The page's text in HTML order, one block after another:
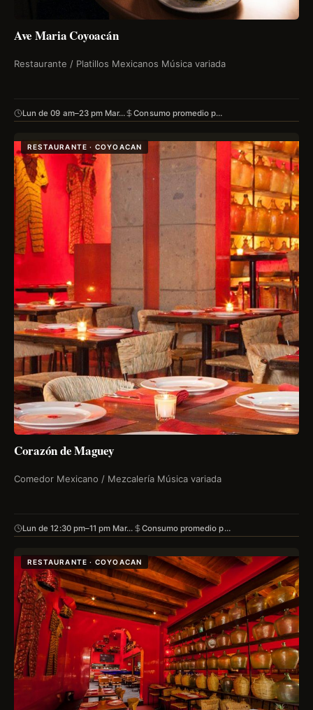
Ave Maria Coyoacán
Restaurante / Platillos Mexicanos Música variada
Lun de 09 am–23 pm Mar… Consumo promedio p…
RESTAURANTE · COYOACAN
Corazón de Maguey
Comedor Mexicano / Mezcalería Música variada
Lun de 12:30 pm–11 pm Mar… Consumo promedio p…
RESTAURANTE · COYOACAN